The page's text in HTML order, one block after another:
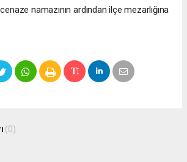
namazının ardından ilçe mezarlığına
(0)